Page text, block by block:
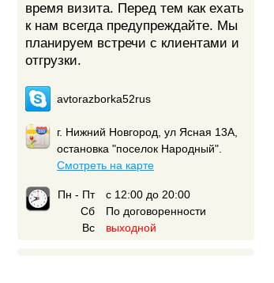
время визита. Перед тем как ехать
к нам всегда предупреждайте. Мы
планируем встречи с клиентами и
отгрузки.
avtorazborka52rus
г. Нижний Новгород, ул Ясная 13А,
остановка "поселок Народный".
Смотреть на карте
Пн - Пт
с 12:00 до 20:00
Сб
По договоренности
Вс
выходной